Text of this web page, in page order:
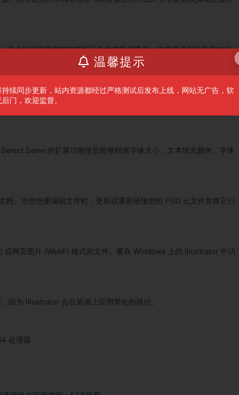
该小组还根据您的技能和工作为您提供建议。这些建议包括有关如何
修复丢失的字体。缺失的字体将替换为 Adobe Fonts 中的匹配字
Same 的扩展功能使您能够根据字体大小、文本填充颜色、字体
。当您想要编辑文件时，更新或重新链接您的 PSD 云文件并将它们
网页图片 (WebP) 格式的文件。要在 Windows 上的 Illustrator 中访
因为 Illustrator 会在笔画上应用简化的路径。
处理器
温馨提示
持续同步更新，站内资源都经过严格测试后发布上线，网站无广告，软
门，欢迎监督。